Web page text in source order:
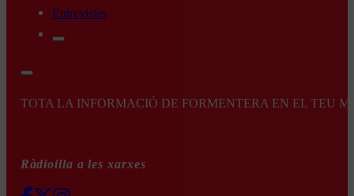
Entrevistes
TOTA LA INFORMACIÓ DE FORMENTERA EN EL TEU
Ràdioilla a les xarxes